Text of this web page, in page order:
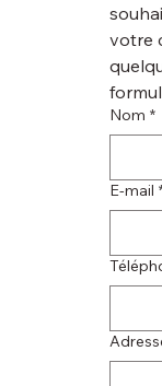
votre
Nom *
E‑mail